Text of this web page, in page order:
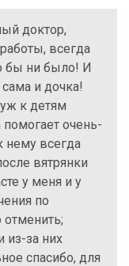
доктор,
всегда
бы ни было! И
и дочка!
к детям
очень-
всегда
вятрянки
у меня и у
по
из-за них
спасибо, для